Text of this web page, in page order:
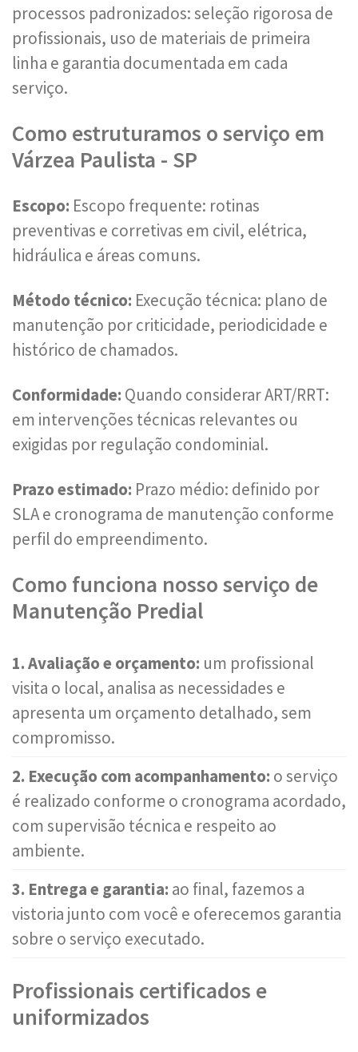
processos padronizados: seleção rigorosa de
profissionais, uso de materiais de primeira
linha e garantia documentada em cada
serviço.
Como estruturamos o serviço em
Várzea Paulista - SP
Escopo: Escopo frequente: rotinas
preventivas e corretivas em civil, elétrica,
hidráulica e áreas comuns.
Método técnico: Execução técnica: plano de
manutenção por criticidade, periodicidade e
histórico de chamados.
Conformidade: Quando considerar ART/RRT:
em intervenções técnicas relevantes ou
exigidas por regulação condominial.
Prazo estimado: Prazo médio: definido por
SLA e cronograma de manutenção conforme
perfil do empreendimento.
Como funciona nosso serviço de
Manutenção Predial
1. Avaliação e orçamento: um profissional
visita o local, analisa as necessidades e
apresenta um orçamento detalhado, sem
compromisso.
2. Execução com acompanhamento: o serviço
é realizado conforme o cronograma acordado,
com supervisão técnica e respeito ao
ambiente.
3. Entrega e garantia: ao final, fazemos a
vistoria junto com você e oferecemos garantia
sobre o serviço executado.
Profissionais certificados e
uniformizados